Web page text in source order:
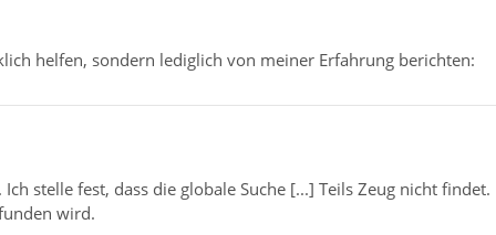
helfen, sondern lediglich von meiner Erfahrung berichten:
stelle fest, dass die globale Suche [...] Teils Zeug nicht
wird.